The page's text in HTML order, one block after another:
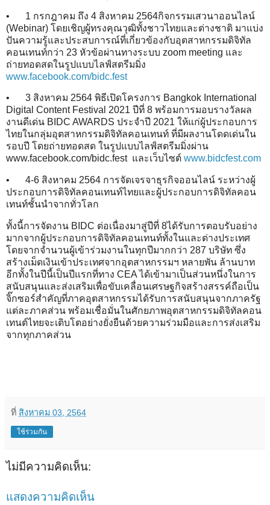
•
1 กรกฎาคม ถึง 4 สิงหาคม 2564กิจกรรมเสวนาออนไลน์
(Webinar) โดยเชิญผู้ทรงคุณวุฒิทั้งชาวไทยและต่างชาติ มาแบ่ง
ปันความรู้และประสบการณ์ที่เกี่ยวข้องกับอุตสาหกรรมดิจิทัล
คอนเทนท์กว่า 23 หัวข้อผ่านทางระบบ zoom meeting และ
ถ่ายทอดสดในรูปแบบไลฟ์สตรีมมิ่ง
www.facebook.com/bidc.fest
•
3 สิงหาคม 2564 พิธีเปิดโครงการ Bangkok International
Digital Content Festival 2021 ปีที่ 8 พร้อมการมอบรางวัลผล
งานดีเด่น BIDC AWARDS ประจำปี 2021 ให้แก่ผู้ประกอบการ
ไทยในกลุ่มอุตสาหกรรมดิจิทัลคอนเทนท์ ที่มีผลงานโดดเด่นใน
รอบปี โดยถ่ายทอดสด ในรูปแบบไลฟ์สตรีมมิ่งผ่าน
www.facebook.com/bidc.fest และเว็บไซต์ www.bidcfest.com
•
4-6 สิงหาคม 2564 การจัดเจรจาธุรกิจออนไลน์ ระหว่างผู้
ประกอบการดิจิทัลคอนเทนท์ไทยและผู้ประกอบการดิจิทัลคอน
เทนท์ชั้นนำจากทั่วโลก
ทั้งนี้การจัดงาน BIDC ต่อเนื่องมาสู่ปีที่ 8ได้รับการตอบรับอย่าง
มากจากผู้ประกอบการดิจิทัลคอนเทนท์ทั้งในและต่างประเทศ
โดยจากจำนวนผู้เข้าร่วมงานในทุกปีมากกว่า 287 บริษัท ซึ่ง
สร้างเม็ดเงินเข้าประเทศจากอุตสาหกรรมฯ หลายพัน ล้านบาท
อีกทั้งในปีนี้เป็นปีแรกที่ทาง CEA ได้เข้ามาเป็นส่วนหนึ่งในการ
สนับสนุนและส่งเสริมเพื่อขับเคลื่อนเศรษฐกิจสร้างสรรค์ถือเป็น
จิ๊กซอร์สำคัญที่ภาคอุตสาหกรรมได้รับการสนับสนุนจากภาครัฐ
แต่ละภาคส่วน พร้อมเชื่อมั่นในศักยภาพอุตสาหกรรมดิจิทัลคอน
เทนต์ไทยจะเติบโตอย่างยั่งยืนด้วยความร่วมมือและการส่งเสริม
จากทุกภาคส่วน
ที่ สิงหาคม 03, 2564
ใช้ร่วมกัน
ไม่มีความคิดเห็น:
แสดงความคิดเห็น